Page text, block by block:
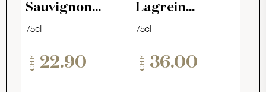
Sauvignon
Blanc Raif 2024
75cl
CHF 22.90
Lagrein
Burgum Novum
2021
75cl
CHF 36.00